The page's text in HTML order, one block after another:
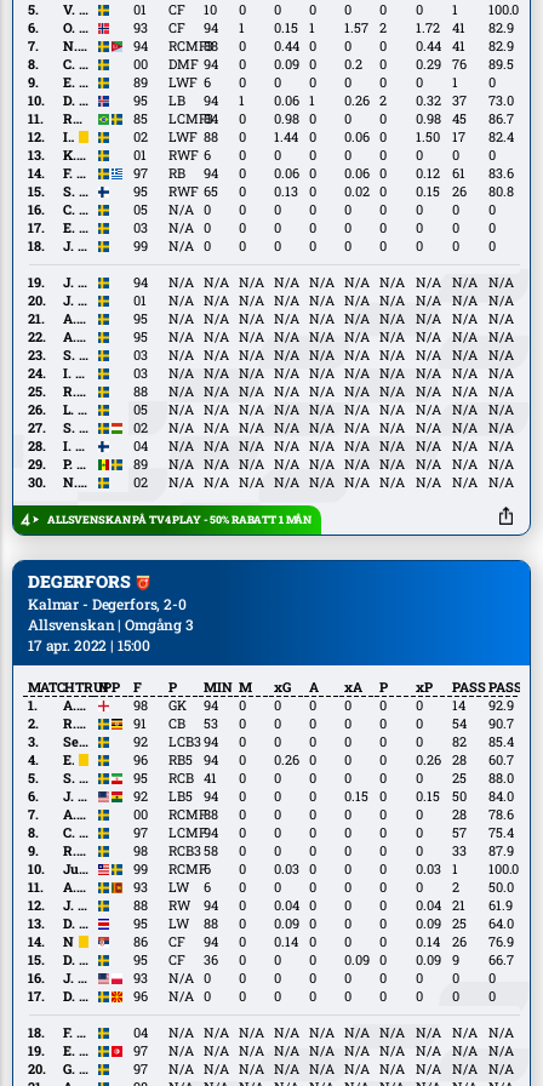
Sjöstedt
V.
Backman
V. Backman 01 CF 10 0 0 0 0 0 0 1
100.0
O.
Berg
O. Berg 93 CF 94 1 0.15 1 1.57 2 1.72 41
82.9
N.
Girmai
Netabay
N. Girmai Netabay 94 RCMF3
88 0 0.44 0 0 0 0.44 41
82.9
C.
Gustafsson
C. Gustafsson 00 DMF 94 0 0.09 0 0.2 0 0.29 76
89.5
E.
Israelsson
E. Israelsson 89 LWF 6 0 0 0 0 0 0 1
0
D.
Ólafsson
D. Ólafsson 95 LB 94 1 0.06 1 0.26 2 0.32 37
73.0
Romário
Romário 85 LCMF3
84 0 0.98 0 0 0 0.98 45
86.7
I.
Jansson
I. Jansson 02 LWF 88 0 1.44 0 0.06 0 1.50 17
82.4
K.
Jensen
K. Jensen 01 RWF 6 0 0 0 0 0 0 0
0
F.
Sachpekidis
F. Sachpekidis 97 RB 94 0 0.06 0 0.06 0 0.12 61
83.6
S.
Skrabb
S. Skrabb 95 RWF 65 0 0.13 0 0.02 0 0.15 26
80.8
C.
Andersson
C. Andersson 05 N/A 0 0 0 0 0 0 0 0
0
E.
Olsson
E. Olsson 03 N/A 0 0 0 0 0 0 0 0
0
J.
Stenmark
J. Stenmark 99 N/A 0 0 0 0 0 0 0 0
0
J.
Kindberg
J. Kindberg 94 N/A N/A N/A N/A N/A N/A N/A N/A N/A
N/A
J.
Karlsson
J. Karlsson 01 N/A N/A N/A N/A N/A N/A N/A N/A N/A
N/A
A.
Kojić
A. Kojić 95 N/A N/A N/A N/A N/A N/A N/A N/A N/A
N/A
A.
Lindahl
A. Lindahl 95 N/A N/A N/A N/A N/A N/A N/A N/A N/A
N/A
S.
Nilsson
S. Nilsson 03 N/A N/A N/A N/A N/A N/A N/A N/A N/A
N/A
I.
Bjerkebo
I. Bjerkebo 03 N/A N/A N/A N/A N/A N/A N/A N/A N/A
N/A
R.
Elm
R. Elm 88 N/A N/A N/A N/A N/A N/A N/A N/A N/A
N/A
L.
Isa
L. Isa 05 N/A N/A N/A N/A N/A N/A N/A N/A N/A
N/A
S.
Nanasi
S. Nanasi 02 N/A N/A N/A N/A N/A N/A N/A N/A N/A
N/A
I.
Vidjeskog
I. Vidjeskog 04 N/A N/A N/A N/A N/A N/A N/A N/A N/A
N/A
P.
Diouf
P. Diouf 89 N/A N/A N/A N/A N/A N/A N/A N/A N/A
N/A
N.N. Shamoun 02 N/A N/A N/A N/A N/A N/A N/A N/A N/A N/A
ALLSVENSKAN PÅ TV4 PLAY - 50% RABATT 1 MÅN
DEGERFORS
Kalmar - Degerfors, 2-0
Allsvenskan | Omgång 3
17 apr. 2022 | 15:00
MATCHTRUPP
N F P MIN M xG A xA P xP PASSPASS%
A.
Whiteman
A. Whiteman 98 GK 94 0 0 0 0 0 0 14
92.9
R.
Mukiibi
R. Mukiibi 91 CB 53 0 0 0 0 0 0 54
90.7
Sebastian
Ohlsson
Sebastian Ohlsson 92 LCB394 0 0 0 0 0 0 82
85.4
E.
Lindell
E. Lindell 96 RB5 94 0 0.26 0 0 0 0.26 28
60.7
S.
Sabetkar
S. Sabetkar 95 RCB 41 0 0 0 0 0 0 25
88.0
J.
Gyau
J. Gyau 92 LB5 94 0 0 0 0.15 0 0.15 50
84.0
A.
Carlén
A. Carlén 00 RCMF88 0 0 0 0 0 0 28
78.6
C.
Gravius
C. Gravius 97 LCMF94 0 0 0 0 0 0 57
75.4
R.
Örqvist
R. Örqvist 98 RCB358 0 0 0 0 0 0 33
87.9
Justin
Salmon
Justin Salmon 99 RCMF6 0 0.03 0 0 0 0.03 1
100.0
A.
Rajamohan
A. Rajamohan 93 LW 6 0 0 0 0 0 0 2
50.0
J.
Bertilsson
J. Bertilsson 88 RW 94 0 0.04 0 0 0 0.04 21
61.9
D.
Campos
D. Campos 95 LW 88 0 0.09 0 0 0 0.09 25
64.0
N.
Djurdjić
N. Djurdjić 86 CF 94 0 0.14 0 0 0 0.14 26
76.9
D.
Vukojević
D. Vukojević 95 CF 36 0 0 0 0.09 0 0.09 9
66.7
J.
Gal
J. Gal 93 N/A 0 0 0 0 0 0 0 0
0
D.
Krezić
D. Krezić 96 N/A 0 0 0 0 0 0 0 0
0
F.
Järlesand
F. Järlesand 04 N/A N/A N/A N/A N/A N/A N/A N/A N/A
N/A
E.
Bouzaiene
E. Bouzaiene 97 N/A N/A N/A N/A N/A N/A N/A N/A N/A
N/A
G. G. Granath 97 N/A N/A N/A N/A N/A N/A N/A N/A N/A
N/A